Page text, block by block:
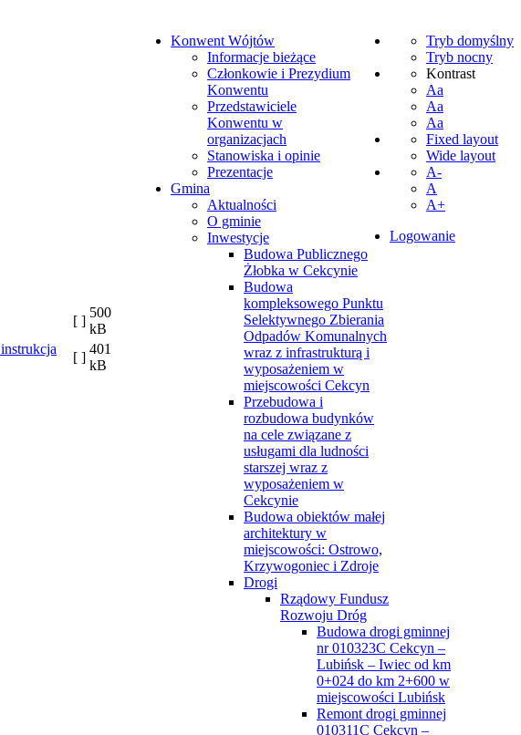
Tryb domyślny
Tryb nocny
Kontrast
Aa
Aa
Aa
Fixed layout
Wide layout
A-
A
A+
Logowanie
Konwent Wójtów
Informacje bieżące
Członkowie i Prezydium
Konwentu
Przedstawiciele
Konwentu w
organizacjach
Stanowiska i opinie
Prezentacje
Gmina
Aktualności
O gminie
Inwestycje
Budowa Publicznego
Żłobka w Cekcynie
Budowa
kompleksowego Punktu
Selektywnego Zbierania
Odpadów Komunalnych
wraz z infrastrukturą i
wyposażeniem w
miejscowości Cekcyn
Przebudowa i
rozbudowa budynków
na cele związane z
usługami dla ludności
starszej wraz z
wyposażeniem w
Cekcynie
Budowa obiektów małej
architektury w
miejscowości: Ostrowo,
Krzywogoniec i Zdroje
Drogi
Rządowy Fundusz
Rozwoju Dróg
Budowa drogi gminnej
nr 010323C Cekcyn –
Lubińsk – Iwiec od km
0+024 do km 2+600 w
miejscowości Lubińsk
Remont drogi gminnej
010311C Cekcyn –
[ ]
500
kB
[ ]
401
kB